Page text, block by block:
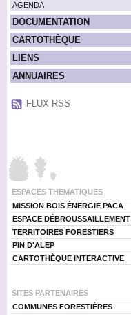
AGENDA
DOCUMENTATION
CARTOTHÈQUE
LIENS
ANNUAIRES
FLUX RSS
ESPACES THEMATIQUES
MISSION BOIS ÉNERGIE PACA
ESPACE DÉBROUSSAILLEMENT
TERRITOIRES FORESTIERS
PIN D'ALEP
CARTOTHÈQUE INTERACTIVE
SITES PARTENAIRES
COMMUNES FORESTIÈRES